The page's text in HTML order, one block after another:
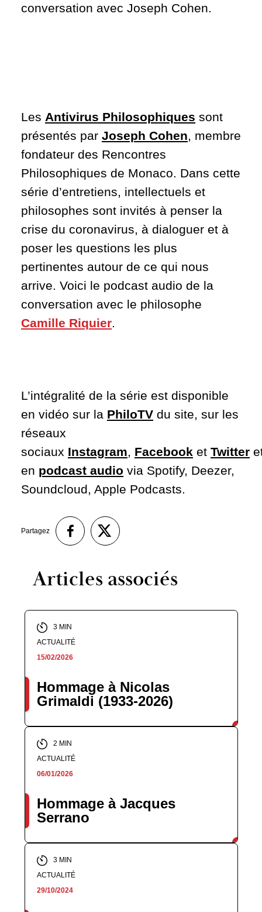
conversation avec Joseph Cohen.
Les Antivirus Philosophiques sont
présentés par Joseph Cohen, membre
fondateur des Rencontres
Philosophiques de Monaco. Dans cette
série d’entretiens, intellectuels et
philosophes sont invités à penser la
crise du coronavirus, à dialoguer et à
poser les questions les plus
pertinentes autour de ce qui nous
arrive. Voici le podcast audio de la
conversation avec le philosophe
Camille Riquier.
L’intégralité de la série est disponible
en vidéo sur la PhiloTV du site, sur les
réseaux
sociaux Instagram, Facebook et Twitter
en podcast audio via Spotify, Deezer,
Soundcloud, Apple Podcasts.
Partagez
Articles associés
3 MIN
ACTUALITÉ
15/02/2026
Hommage à Nicolas
Grimaldi (1933-2026)
2 MIN
ACTUALITÉ
06/01/2026
Hommage à Jacques
Serrano
3 MIN
ACTUALITÉ
29/10/2024